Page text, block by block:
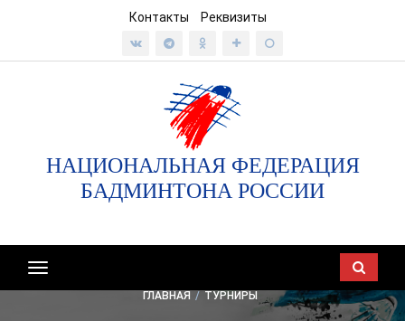
Контакты Реквизиты
НАЦИОНАЛЬНАЯ ФЕДЕРАЦИЯ
БАДМИНТОНА РОССИИ
Показать/
скрыть
ГЛАВНАЯ / ТУРНИРЫ